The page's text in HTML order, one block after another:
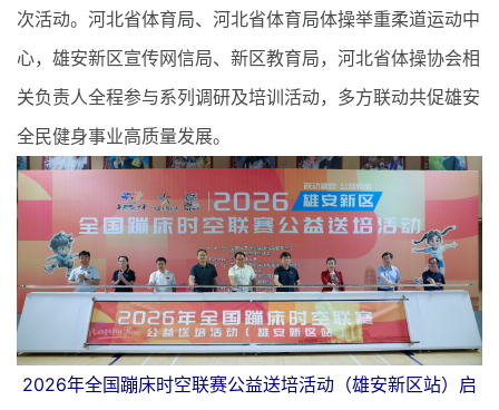
次活动。河北省体育局、河北省体育局体操举重柔道运动中
心，雄安新区宣传网信局、新区教育局，河北省体操协会相
关负责人全程参与系列调研及培训活动，多方联动共促雄安
全民健身事业高质量发展。
2026年全国蹦床时空联赛公益送培活动（雄安新区站）启